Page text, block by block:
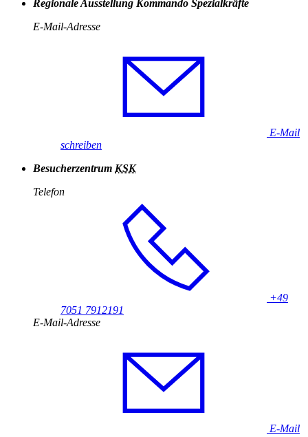
Regionale Ausstellung Kommando Spezialkräfte
E-Mail-Adresse
E-Mail
schreiben
Besucherzentrum KSK
Telefon
+49
7051 7912191
E-Mail-Adresse
E-Mail